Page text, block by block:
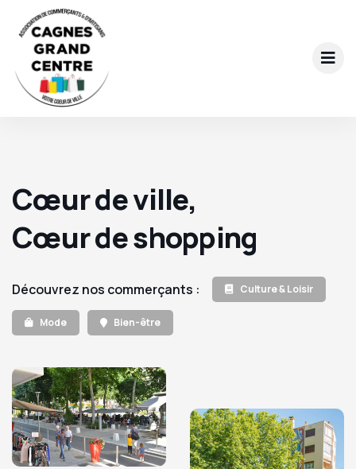
Cœur de ville,
Cœur de shopping
Découvrez nos commerçants : Culture & Loisir
Mode Bien-être